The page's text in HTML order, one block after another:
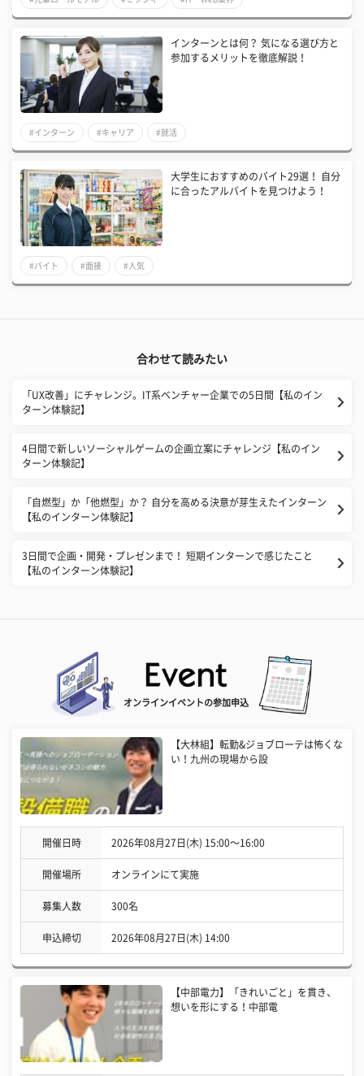
インターンとは何？ 気になる選び方と
参加するメリットを徹底解説！
#インターン #キャリア #就活
大学生におすすめのバイト29選！ 自分
に合ったアルバイトを見つけよう！
#バイト #面接 #人気
合わせて読みたい
「UX改善」にチャレンジ。IT系ベンチャー企業での5日間【私のイン
ターン体験記】
4日間で新しいソーシャルゲームの企画立案にチャレンジ【私のイン
ターン体験記】
「自燃型」か「他燃型」か？ 自分を高める決意が芽生えたインターン
【私のインターン体験記】
3日間で企画・開発・プレゼンまで！ 短期インターンで感じたこと
【私のインターン体験記】
オンラインイベントの参加申込
【大林組】転勤&ジョブローテは怖くな
い！九州の現場から設
開催日時 2026年08月27日(木) 15:00〜16:00
開催場所 オンラインにて実施
募集人数 300名
申込締切 2026年08月27日(木) 14:00
【中部電力】「きれいごと」を貫き、
想いを形にする！中部電